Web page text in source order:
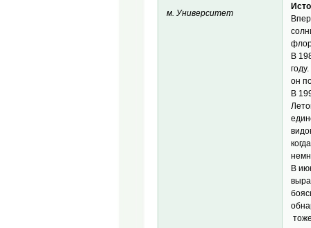
м. Университет
В
он
В
В